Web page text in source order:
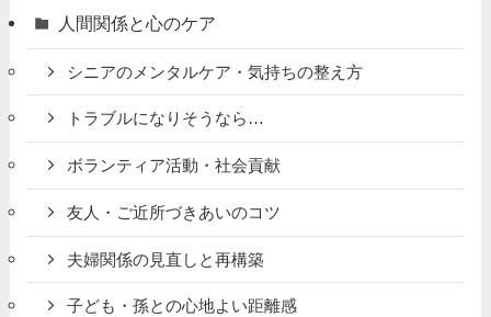
人間関係と心のケア
シニアのメンタルケア・気持ちの整え方
トラブルになりそうなら…
ボランティア活動・社会貢献
友人・ご近所づきあいのコツ
夫婦関係の見直しと再構築
子ども・孫との心地よい距離感